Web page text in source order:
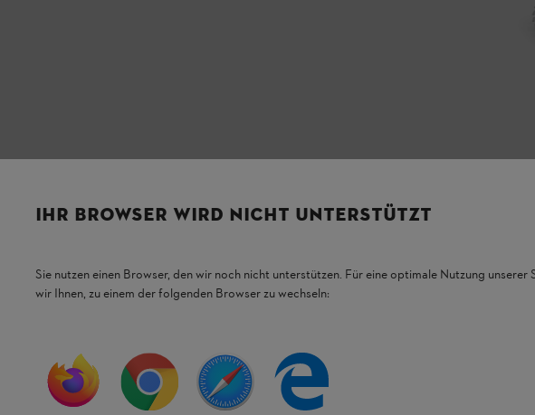
vores STIHL-produkter.
IHR BROWSER WIRD NICHT UNTERSTÜTZT
Sie nutzen einen Browser, den wir noch nicht unterstützen. Für eine optimale Nutzung unserer
wir Ihnen, zu einem der folgenden Browser zu wechseln: